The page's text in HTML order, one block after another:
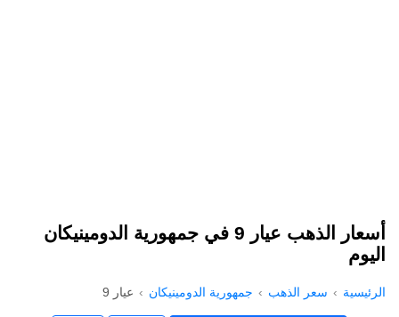
أسعار الذهب عيار 9 في جمهورية الدومينيكان
اليوم
الرئيسية سعر الذهب جمهورية الدومينيكان عيار 9